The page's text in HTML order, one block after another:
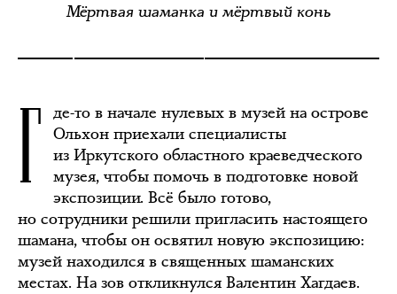
Мёртвая шаманка и мёртвый конь
Г де-то в начале нулевых в музей на острове
Ольхон приехали специалисты
из Иркутского областного краеведческого
музея, чтобы помочь в подготовке новой
экспозиции. Всё было готово,
но сотрудники решили пригласить настоящего
шамана, чтобы он освятил новую экспозицию:
музей находился в священных шаманских
местах. На зов откликнулся Валентин Хагдаев.